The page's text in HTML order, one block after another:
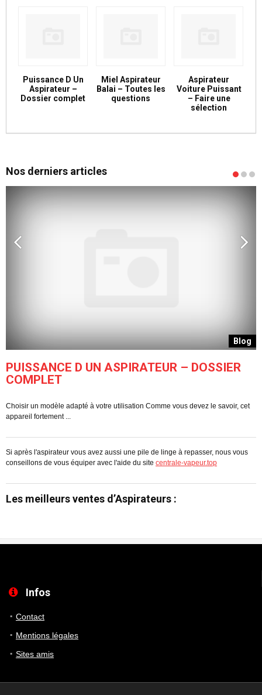
Puissance D Un
Aspirateur –
Dossier complet
Miel Aspirateur
Balai – Toutes les
questions
Aspirateur
Voiture Puissant
– Faire une
sélection
Nos derniers articles
Blog
PUISSANCE D UN ASPIRATEUR – DOSSIER
COMPLET
Choisir un modèle adapté à votre utilisation Comme vous devez le savoir, cet
appareil fortement ...
Si après l'aspirateur vous avez aussi une pile de linge à repasser, nous vous
conseillons de vous équiper avec l'aide du site centrale-vapeur.top
Les meilleurs ventes d’Aspirateurs :
Infos
Contact
Mentions légales
Sites amis